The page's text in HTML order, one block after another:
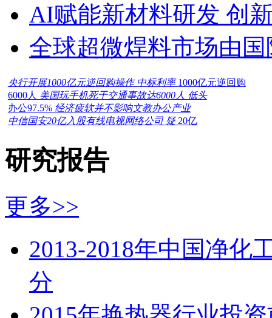
AI赋能新材料研发 创
全球超微焊料市场由
央行开展1000亿元逆回购操作 中标利率 1000亿元逆回购
6000人 美国玩手机死于交通事故达6000人 低头
办公97.5% 经济疲软并不影响文教办公产业
中信国安20亿入股有线电视网络公司 疑 20亿
研究报告
更多>>
2013-2018年中国净化
分